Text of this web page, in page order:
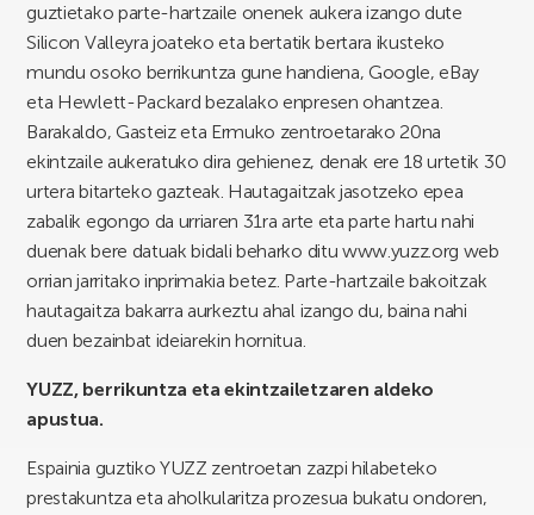
guztietako parte-hartzaile onenek aukera izango dute
Silicon Valleyra joateko eta bertatik bertara ikusteko
mundu osoko berrikuntza gune handiena, Google, eBay
eta Hewlett-Packard bezalako enpresen ohantzea.
Barakaldo, Gasteiz eta Ermuko zentroetarako 20na
ekintzaile aukeratuko dira gehienez, denak ere 18 urtetik 30
urtera bitarteko gazteak. Hautagaitzak jasotzeko epea
zabalik egongo da urriaren 31ra arte eta parte hartu nahi
duenak bere datuak bidali beharko ditu www.yuzz.org web
orrian jarritako inprimakia betez. Parte-hartzaile bakoitzak
hautagaitza bakarra aurkeztu ahal izango du, baina nahi
duen bezainbat ideiarekin hornitua.
YUZZ, berrikuntza eta ekintzailetzaren aldeko
apustua.
Espainia guztiko YUZZ zentroetan zazpi hilabeteko
prestakuntza eta aholkularitza prozesua bukatu ondoren,